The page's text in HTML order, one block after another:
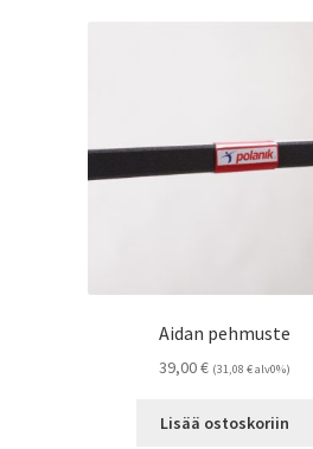
Aidan pehmuste
39,00€ (31,08 €alv0%)
Lisää ostoskoriin